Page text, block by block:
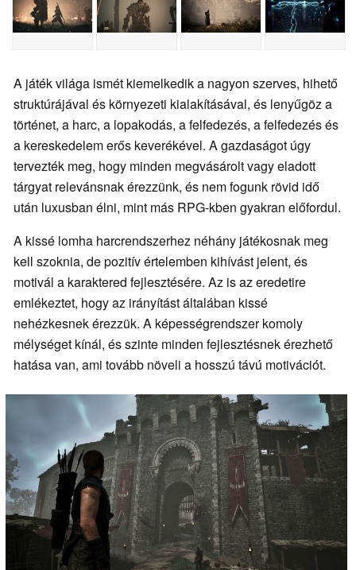
A játék világa ismét kiemelkedik a nagyon szerves, hihető
struktúrájával és környezeti kialakításával, és lenyűgöz a
történet, a harc, a lopakodás, a felfedezés, a felfedezés és
a kereskedelem erős keverékével. A gazdaságot úgy
tervezték meg, hogy minden megvásárolt vagy eladott
tárgyat relevánsnak érezzünk, és nem fogunk rövid idő
után luxusban élni, mint más RPG-kben gyakran előfordul.
A kissé lomha harcrendszerhez néhány játékosnak meg
kell szoknia, de pozitív értelemben kihívást jelent, és
motivál a karaktered fejlesztésére. Az is az eredetire
emlékeztet, hogy az irányítást általában kissé
nehézkesnek érezzük. A képességrendszer komoly
mélységet kínál, és szinte minden fejlesztésnek érezhető
hatása van, ami tovább növeli a hosszú távú motivációt.